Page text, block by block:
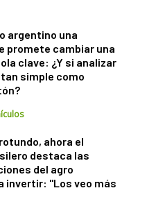
argentino una
promete cambiar una
clave: ¿Y si analizar
simple como
ahora el
destaca las
del agro
invertir: "Los veo más